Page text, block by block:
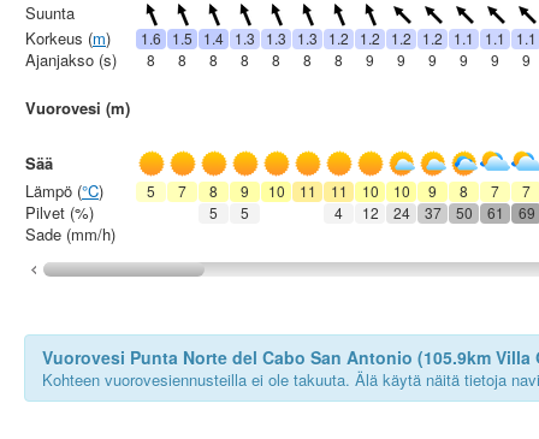
1.6 1.5 1.4 1.3 1.3 1.3 1.2 1.2 1.2 1.2 1.1 1.1
1.1
8
8 8 8 8 8 8 9 9 9 9 9 9
5 7 8 9 10 11 11 10 10 9 8 7
7
5
5 4 12 24 37 50 61 69
Suunta
Korkeus (m)
Ajanjakso (s)
Vuorovesi (m)
Sää
Lämpö (°C)
Pilvet (%)
Sade (mm/h)
Vuorovesi Punta Norte del Cabo San Antonio (105.9km Villa
Kohteen vuorovesiennusteilla ei ole takuuta. Älä käytä näitä tietoja